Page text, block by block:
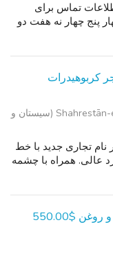
تماس برای
پنج چهار نه هفت دو
Shahrestān-e Dalgān (سیستان و
نام تجاری جدید با خط
عالی. همراه با چشمه
62 ایکس 50 نقاشی رنگ و روغن $550.00